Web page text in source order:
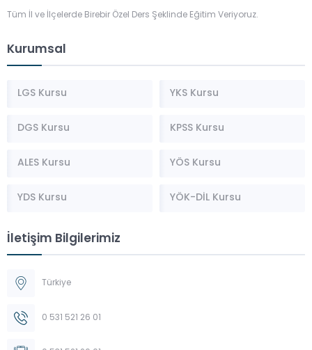
Tüm İl ve İlçelerde Birebir Özel Ders Şeklinde Eğitim Veriyoruz.
Kurumsal
LGS Kursu YKS Kursu
DGS Kursu KPSS Kursu
ALES Kursu YÖS Kursu
YDS Kursu YÖK-DİL Kursu
İletişim Bilgilerimiz
Türkiye
0 531 521 26 01